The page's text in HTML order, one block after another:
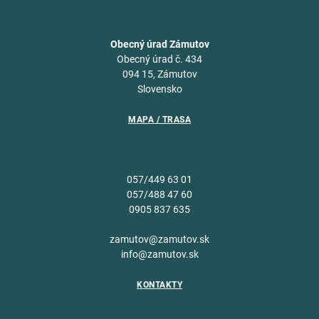
Obecný úrad Zámutov
Obecný úrad č. 434
094 15, Zámutov
Slovensko
MAPA / TRASA
057/449 63 01
057/488 47 60
0905 837 635
zamutov@zamutov.sk
info@zamutov.sk
KONTAKTY